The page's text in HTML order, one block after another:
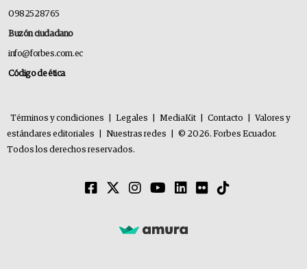
0982528765
Buzón ciudadano
info@forbes.com.ec
Código de ética
Términos y condiciones Legales MediaKit Contacto
Valores y
estándares editoriales
Nuestras redes
© 2026. Forbes Ecuador.
Todos los derechos reservados.